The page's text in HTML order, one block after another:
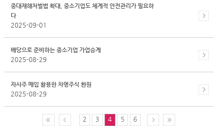
중대재해처벌법 확대, 중소기업도 체계적 안전관리가 필요하
다
2025-09-01
배당으로 준비하는 중소기업 가업승계
2025-08-29
자사주 매입 활용한 차명주식 환원
2025-08-29
2 3 4 5 6